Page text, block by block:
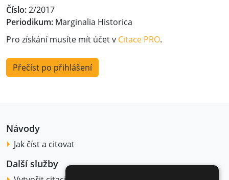
Číslo:2/2017
Periodikum: Marginalia Historica
Pro získání musíte mít účet v Citace PRO.
Přečíst po přihlášení
Návody
Jak číst a citovat
Další služby